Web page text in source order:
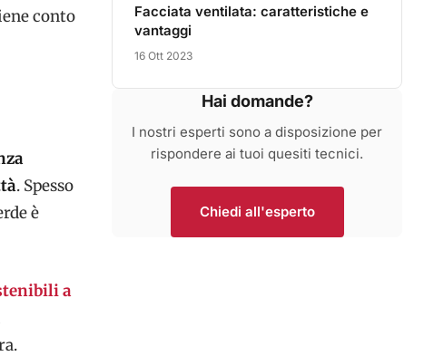
conto
. Spesso
è
a
Facciata ventilata: caratteristiche e
vantaggi
16 Ott 2023
Hai domande?
I nostri esperti sono a disposizione per
rispondere ai tuoi quesiti tecnici.
Chiedi all'esperto